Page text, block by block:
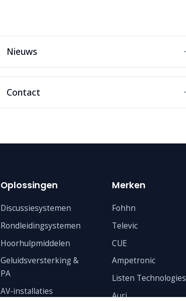
Nieuws
Contact
Oplossingen
Discussiesystemen
Rondleidingsystemen
Hoorhulpmiddelen
Geluidsversterking &
PA
AV-installaties
Merken
Fohhn
Televic
CUE
Ampetronic
Listen Technologies
Auri